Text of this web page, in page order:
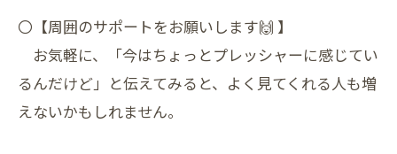
〇【周囲のサポートをお願いします🙌 】
お気軽に、「今はちょっとプレッシャーに感じてい
るんだけど」と伝えてみると、よく見てくれる人も増
えないかもしれません。